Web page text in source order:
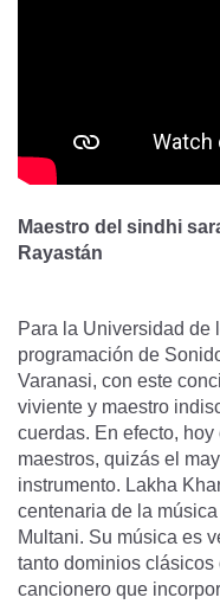
Maestro del sindhi
Rayastán
Para la Universidad de
programación de
Varanasi, con este
viviente y maestro
cuerdas. En efecto,
maestros, quizás el
instrumento. Lakha
centenaria de la
Multani. Su música es
tanto dominios
cancionero que